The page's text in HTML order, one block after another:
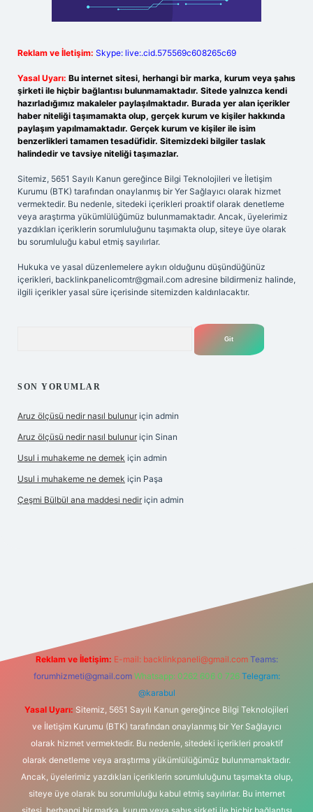
Reklam ve İletişim: Skype: live:.cid.575569c608265c69
Yasal Uyarı: Bu internet sitesi, herhangi bir marka, kurum veya şahıs
şirketi ile hiçbir bağlantısı bulunmamaktadır. Sitede yalnızca kendi
hazırladığımız makaleler paylaşılmaktadır. Burada yer alan içerikler
haber niteliği taşımamakta olup, gerçek kurum ve kişiler hakkında
paylaşım yapılmamaktadır. Gerçek kurum ve kişiler ile isim
benzerlikleri tamamen tesadüfidir. Sitemizdeki bilgiler taslak
halindedir ve tavsiye niteliği taşımazlar.
Sitemiz, 5651 Sayılı Kanun gereğince Bilgi Teknolojileri ve İletişim
Kurumu (BTK) tarafından onaylanmış bir Yer Sağlayıcı olarak hizmet
vermektedir. Bu nedenle, sitedeki içerikleri proaktif olarak denetleme
veya araştırma yükümlülüğümüz bulunmamaktadır. Ancak, üyelerimiz
yazdıkları içeriklerin sorumluluğunu taşımakta olup, siteye üye olarak
bu sorumluluğu kabul etmiş sayılırlar.
Hukuka ve yasal düzenlemelere aykırı olduğunu düşündüğünüz
içerikleri, backlinkpanelicomtr@gmail.com adresine bildirmeniz halinde,
ilgili içerikler yasal süre içerisinde sitemizden kaldırılacaktır.
SON YORUMLAR
Aruz ölçüsü nedir nasıl bulunur için admin
Aruz ölçüsü nedir nasıl bulunur için Sinan
Usul i muhakeme ne demek için admin
Usul i muhakeme ne demek için Paşa
Çeşmi Bülbül ana maddesi nedir için admin
Reklam ve İletişim: E-mail: backlinkpaneli@gmail.com Teams:
forumhizmeti@gmail.com Whatsapp: 0262 606 0 726 Telegram:
@karabul
Yasal Uyarı: Sitemiz, 5651 Sayılı Kanun gereğince Bilgi Teknolojileri
ve İletişim Kurumu (BTK) tarafından onaylanmış bir Yer Sağlayıcı
olarak hizmet vermektedir. Bu nedenle, sitedeki içerikleri proaktif
olarak denetleme veya araştırma yükümlülüğümüz bulunmamaktadır.
Ancak, üyelerimiz yazdıkları içeriklerin sorumluluğunu taşımakta olup,
siteye üye olarak bu sorumluluğu kabul etmiş sayılırlar. Bu internet